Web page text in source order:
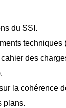
du SSI.
techniques
des
la cohérence
plans.